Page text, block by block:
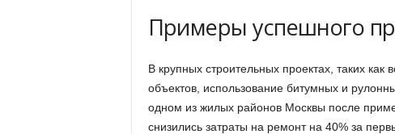
Примеры успешного
В крупных строительных проектах, таких
объектов, использование битумных и
одном из жилых районов Москвы после
снизились затраты на ремонт на 40% за